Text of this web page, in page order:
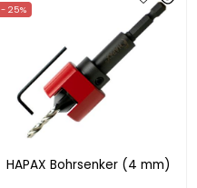
HAPAX Bohrsenker (4 mm)
- 25%